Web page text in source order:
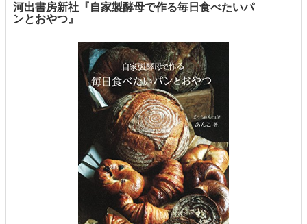
河出書房新社『自家製酵母で作る毎日食べたいパ
ンとおやつ』